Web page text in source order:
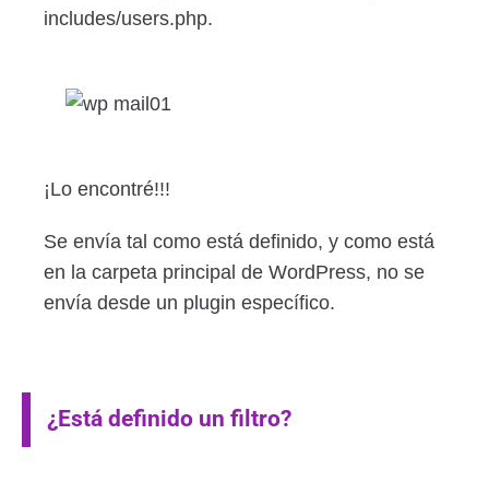
includes/users.php.
¡Lo encontré!!!
Se envía tal como está definido, y como está
en la carpeta principal de WordPress, no se
envía desde un plugin específico.
¿Está definido un filtro?